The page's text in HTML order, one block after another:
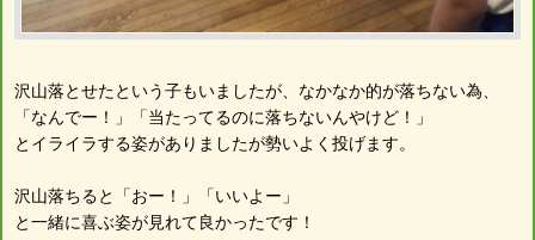
沢山落とせたという子もいましたが、なかなか的が落ちない為、
「なんでー！」「当たってるのに落ちないんやけど！」
とイライラする姿がありましたが勢いよく投げます。
沢山落ちると「おー！」「いいよー」
と一緒に喜ぶ姿が見れて良かったです！